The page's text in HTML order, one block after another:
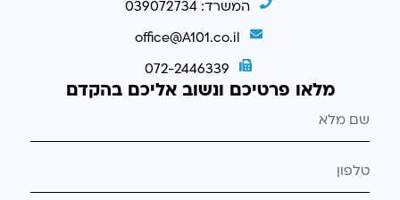
המשרד: 039072734
office@A101.co.il
072-2446339
מלאו פרטיכם ונשוב אליכם בהקדם